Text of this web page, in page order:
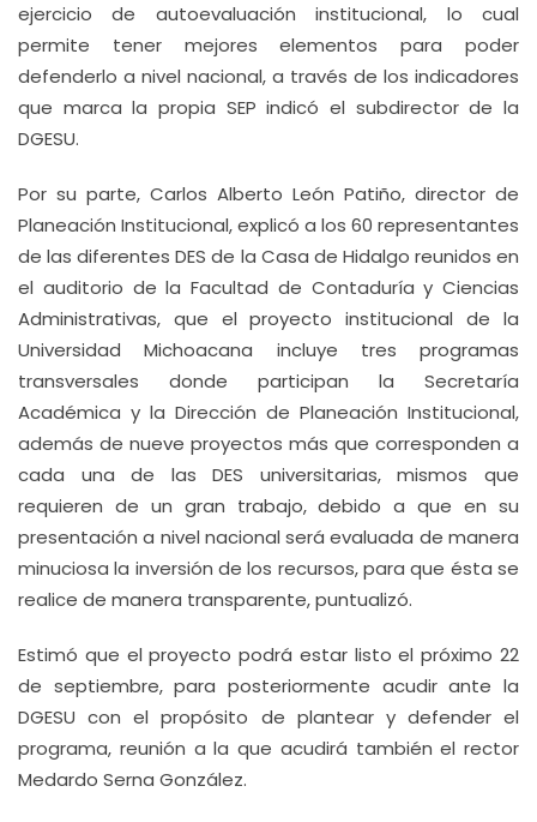
ejercicio de autoevaluación institucional, lo cual
permite tener mejores elementos para poder
defenderlo a nivel nacional, a través de los indicadores
que marca la propia SEP indicó el subdirector de la
DGESU.
Por su parte, Carlos Alberto León Patiño, director de
Planeación Institucional, explicó a los 60 representantes
de las diferentes DES de la Casa de Hidalgo reunidos en
el auditorio de la Facultad de Contaduría y Ciencias
Administrativas, que el proyecto institucional de la
Universidad Michoacana incluye tres programas
transversales donde participan la Secretaría
Académica y la Dirección de Planeación Institucional,
además de nueve proyectos más que corresponden a
cada una de las DES universitarias, mismos que
requieren de un gran trabajo, debido a que en su
presentación a nivel nacional será evaluada de manera
minuciosa la inversión de los recursos, para que ésta se
realice de manera transparente, puntualizó.
Estimó que el proyecto podrá estar listo el próximo 22
de septiembre, para posteriormente acudir ante la
DGESU con el propósito de plantear y defender el
programa, reunión a la que acudirá también el rector
Medardo Serna González.